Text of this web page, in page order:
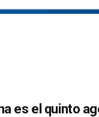
es el quinto